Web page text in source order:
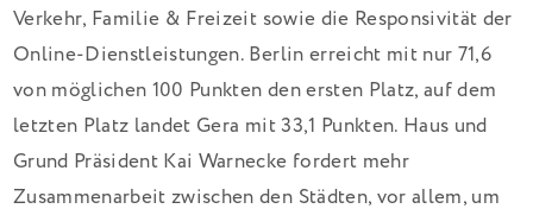
Verkehr, Familie & Freizeit sowie die Responsivität der
Online-Dienstleistungen. Berlin erreicht mit nur 71,6
von möglichen 100 Punkten den ersten Platz, auf dem
letzten Platz landet Gera mit 33,1 Punkten. Haus und
Grund Präsident Kai Warnecke fordert mehr
Zusammenarbeit zwischen den Städten, vor allem, um